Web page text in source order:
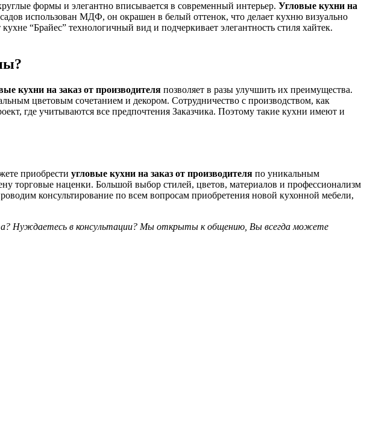
формы и элегантно вписывается в современный интерьер. Угловые кухни на
использован МДФ, он окрашен в белый оттенок, что делает кухню визуально
“Брайес” технологичный вид и подчеркивает элегантность стиля хайтек.
кухни на заказ от производителя позволяет в разы улучшить их преимущества.
цветовым сочетанием и декором. Сотрудничество с производством, как
где учитываются все предпочтения Заказчика. Поэтому такие кухни имеют и
приобрести угловые кухни на заказ от производителя по уникальным
торговые наценки. Большой выбор стилей, цветов, материалов и профессионализм
консультирование по всем вопросам приобретения новой кухонной мебели,
Нуждаетесь в консультации? Мы открыты к общению, Вы всегда можете